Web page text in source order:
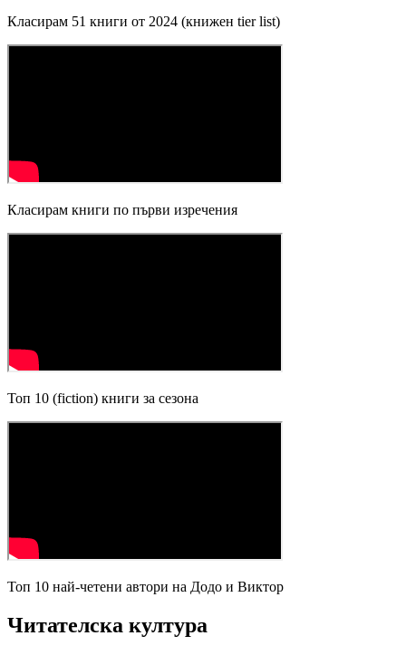
Класирам 51 книги от 2024 (книжен tier list)
Класирам книги по първи изречения
Топ 10 (fiction) книги за сезона
Топ 10 най-четени автори на Додо и Виктор
Читателска култура